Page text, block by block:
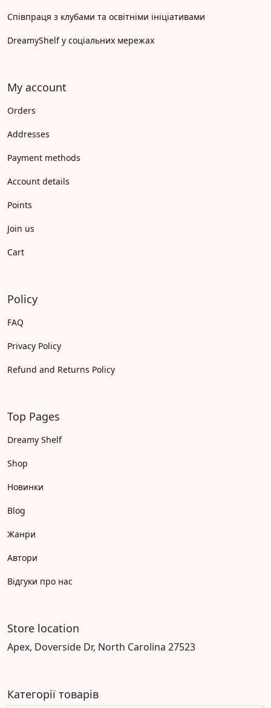
Співпраця з клубами та освітніми ініціативами
DreamyShelf у соціальних мережах
My account
Orders
Addresses
Payment methods
Account details
Points
Join us
Cart
Policy
FAQ
Privacy Policy
Refund and Returns Policy
Top Pages
Dreamy Shelf
Shop
Новинки
Blog
Жанри
Автори
Відгуки про нас
Store location
Apex, Doverside Dr, North Carolina 27523
Категорії товарів